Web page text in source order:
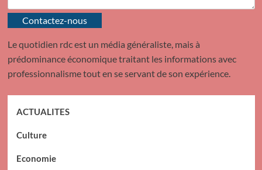
Contactez-nous
Le quotidien rdc est un média généraliste, mais à
prédominance économique traitant les informations avec
professionnalisme tout en se servant de son expérience.
ACTUALITES
Culture
Economie